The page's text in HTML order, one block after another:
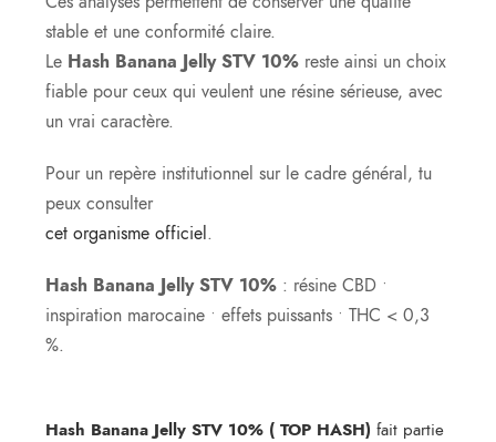
stable et une conformité claire.
Le Hash Banana Jelly STV 10% reste ainsi un choix
fiable pour ceux qui veulent une résine sérieuse, avec
un vrai caractère.
Pour un repère institutionnel sur le cadre général, tu
peux consulter
cet organisme officiel.
Hash Banana Jelly STV 10% : résine CBD •
inspiration marocaine • effets puissants • THC < 0,3
%.
Hash Banana Jelly STV 10% ( TOP HASH) fait partie